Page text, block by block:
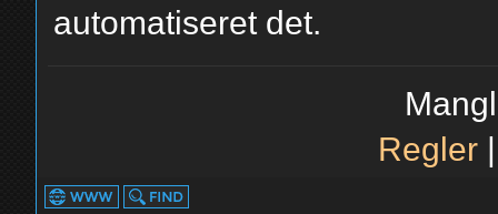
automatiseret det.
Regler